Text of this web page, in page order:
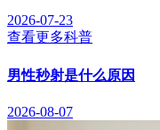
2026-07-23
查看更多科普
男性秒射是什么原因
2026-08-07